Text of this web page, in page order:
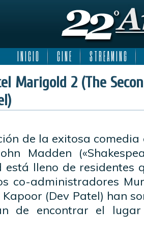
I N I C I O C I N E S T R E A M I N G
Marigold 2 (The
de la exitosa comedia
Madden
está lleno de residentes
co-administradores
Kapoor (Dev Patel) han
de encontrar el lugar